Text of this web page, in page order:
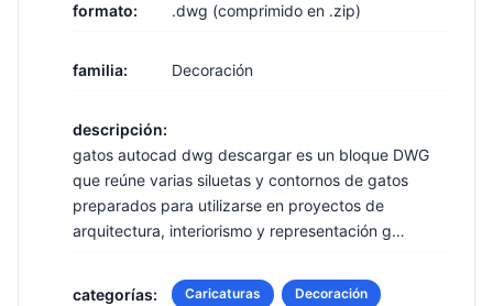
formato: .dwg (comprimido en .zip)
familia: Decoración
descripción:
gatos autocad dwg descargar es un bloque DWG
que reúne varias siluetas y contornos de gatos
preparados para utilizarse en proyectos de
arquitectura, interiorismo y representación g…
categorías: Caricaturas Decoración